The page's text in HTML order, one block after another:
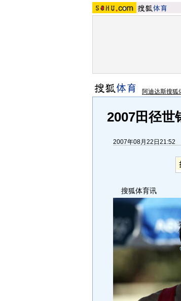
阿迪达斯搜狐
2007田径
2007年08月22日21:52
搜狐体育讯